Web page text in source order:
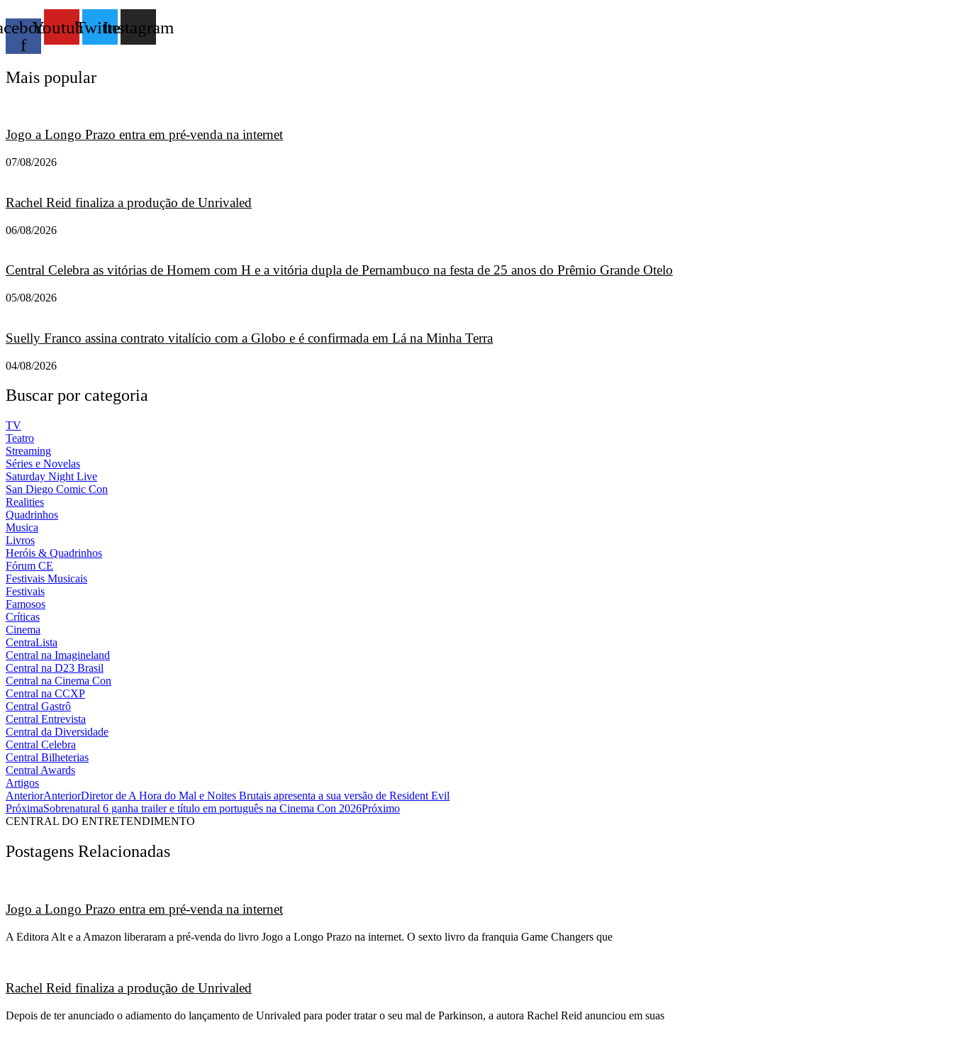
f
YoutubeTwitterInstagram
Mais popular
Jogo a Longo Prazo entra em pré-venda na internet
07/08/2026
Rachel Reid finaliza a produção de Unrivaled
06/08/2026
Central Celebra as vitórias de Homem com H e a vitória dupla de Pernambuco na festa de 25 anos do Prêmio Grande Otelo
05/08/2026
Suelly Franco assina contrato vitalício com a Globo e é confirmada em Lá na Minha Terra
04/08/2026
Buscar por categoria
TV
Teatro
Streaming
Séries e Novelas
Saturday Night Live
San Diego Comic Con
Realities
Quadrinhos
Musica
Livros
Heróis & Quadrinhos
Fórum CE
Festivais Musicais
Festivais
Famosos
Críticas
Cinema
CentraLista
Central na Imagineland
Central na D23 Brasil
Central na Cinema Con
Central na CCXP
Central Gastrô
Central Entrevista
Central da Diversidade
Central Celebra
Central Bilheterias
Central Awards
Artigos
AnteriorAnteriorDiretor de A Hora do Mal e Noites Brutais apresenta a sua versão de Resident Evil
PróximaSobrenatural 6 ganha trailer e título em português na Cinema Con 2026Próximo
CENTRAL DO ENTRETENDIMENTO
Postagens Relacionadas
Jogo a Longo Prazo entra em pré-venda na internet
A Editora Alt e a Amazon liberaram a pré-venda do livro Jogo a Longo Prazo na internet. O sexto livro da franquia Game Changers que
Rachel Reid finaliza a produção de Unrivaled
Depois de ter anunciado o adiamento do lançamento de Unrivaled para poder tratar o seu mal de Parkinson, a autora Rachel Reid anunciou em suas